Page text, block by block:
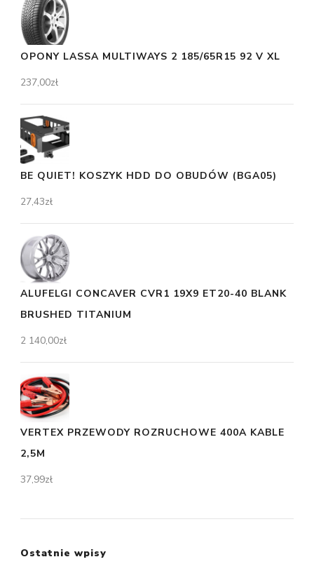
OPONY LASSA MULTIWAYS 2 185/65R15 92 V XL
237,00zł
BE QUIET! KOSZYK HDD DO OBUDÓW (BGA05)
27,43zł
ALUFELGI CONCAVER CVR1 19X9 ET20-40 BLANK
BRUSHED TITANIUM
2 140,00zł
VERTEX PRZEWODY ROZRUCHOWE 400A KABLE
2,5M
37,99zł
Ostatnie wpisy